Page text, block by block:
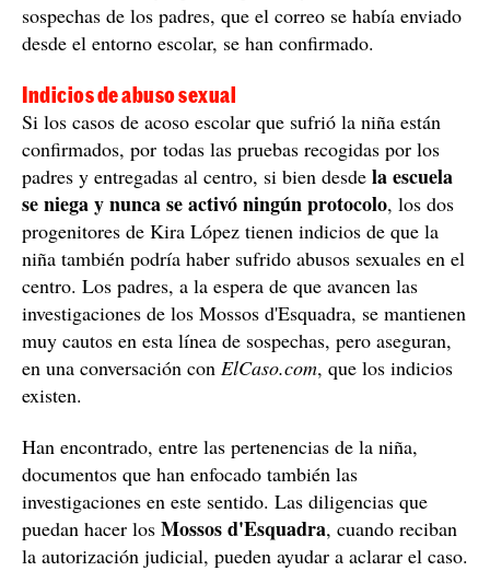
sospechas de los padres, que el correo se había enviado
desde el entorno escolar, se han confirmado.
Indicios de abuso sexual
Si los casos de acoso escolar que sufrió la niña están
confirmados, por todas las pruebas recogidas por los
padres y entregadas al centro, si bien desde la escuela
se niega y nunca se activó ningún protocolo, los dos
progenitores de Kira López tienen indicios de que la
niña también podría haber sufrido abusos sexuales en el
centro. Los padres, a la espera de que avancen las
investigaciones de los Mossos d'Esquadra, se mantienen
muy cautos en esta línea de sospechas, pero aseguran,
en una conversación con ElCaso.com, que los indicios
existen.
Han encontrado, entre las pertenencias de la niña,
documentos que han enfocado también las
investigaciones en este sentido. Las diligencias que
puedan hacer los Mossos d'Esquadra, cuando reciban
la autorización judicial, pueden ayudar a aclarar el caso.